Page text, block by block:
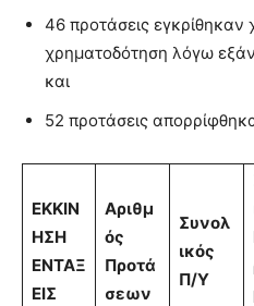
46 προτάσεις εγκρίθηκαν
χρηματοδότηση λόγω
και
52 προτάσεις
ΕΚΚΙΝ
ΗΣΗ
ΕΝΤΑΞ
ΕΙΣ
Αριθμ
ός
Προτά
σεων
Συνολ
ικός
Π/Υ